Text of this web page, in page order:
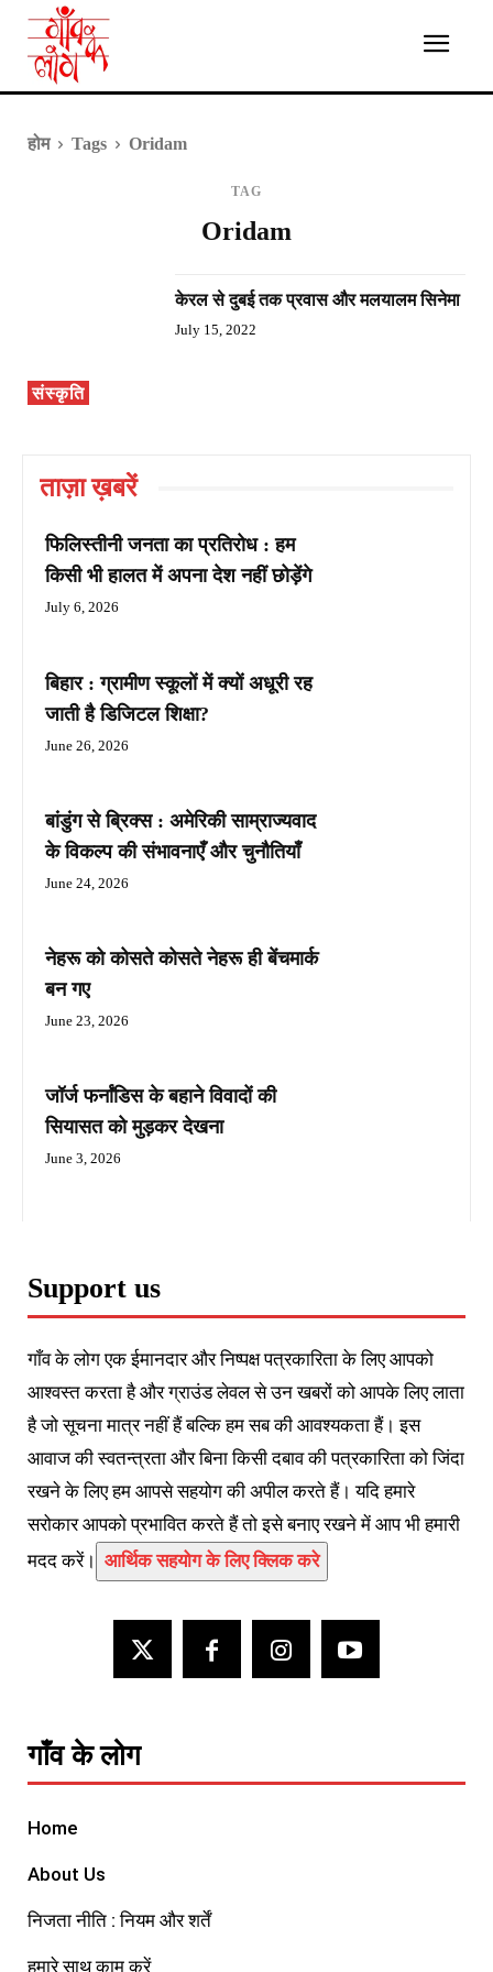
होम Tags Oridam
TAG
Oridam
संस्कृति
केरल से दुबई तक प्रवास और मलयालम सिनेमा
July 15, 2022
ताज़ा ख़बरें
फिलिस्तीनी जनता का प्रतिरोध : हम
किसी भी हालत में अपना देश नहीं छोड़ेंगे
July 6, 2026
बिहार : ग्रामीण स्कूलों में क्यों अधूरी रह
जाती है डिजिटल शिक्षा?
June 26, 2026
बांडुंग से ब्रिक्स : अमेरिकी साम्राज्यवाद
के विकल्प की संभावनाएँ और चुनौतियाँ
June 24, 2026
नेहरू को कोसते कोसते नेहरू ही बेंचमार्क
बन गए
June 23, 2026
जॉर्ज फर्नांडिस के बहाने विवादों की
सियासत को मुड़कर देखना
June 3, 2026
Support us
गाँव के लोग एक ईमानदार और निष्पक्ष पत्रकारिता के लिए आपको
आश्वस्त करता है और ग्राउंड लेवल से उन खबरों को आपके लिए लाता
है जो सूचना मात्र नहीं हैं बल्कि हम सब की आवश्यकता हैं। इस
आवाज की स्वतन्त्रता और बिना किसी दबाव की पत्रकारिता को जिंदा
रखने के लिए हम आपसे सहयोग की अपील करते हैं। यदि हमारे
सरोकार आपको प्रभावित करते हैं तो इसे बनाए रखने में आप भी हमारी
मदद करें। आर्थिक सहयोग के लिए क्लिक करे
गाँव के लोग
Home
About Us
निजता नीति : नियम और शर्तें
हमारे साथ काम करें